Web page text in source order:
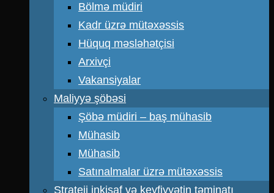
Bölmə müdiri
Kadr üzrə mütəxəssis
Hüquq məsləhətçisi
Arxivçi
Vakansiyalar
Maliyyə şöbəsi
Şöbə müdiri – baş mühasib
Mühasib
Mühasib
Satınalmalar üzrə mütəxəssis
Strateji inkişaf və keyfiyyətin təminatı